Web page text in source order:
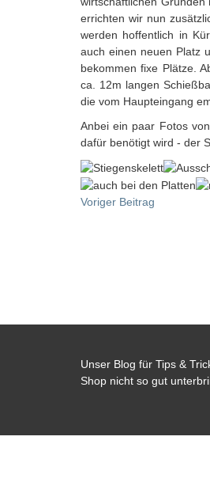
errichten wir nun
werden hoffentlich in
auch einen neuen Platz
bekommen fixe Plätze.
ca. 12m langen
die vom Haupteingang
Anbei ein paar Fotos
dafür benötigt wird - der
Voriger Beitrag
Unser Blog für Tips &
Shop nicht so gut